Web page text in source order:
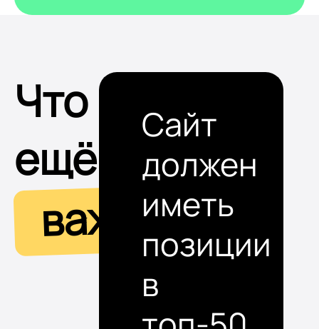
Что
ещё
важно
Сайт
должен
иметь
позиции
в